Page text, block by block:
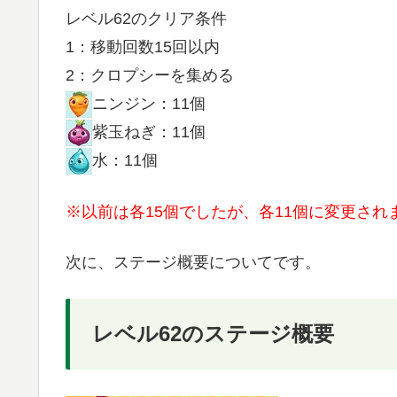
レベル62のクリア条件
1：移動回数15回以内
2：クロプシーを集める
ニンジン：11個
紫玉ねぎ：11個
水：11個
※以前は各15個でしたが、各11個に変更され
次に、ステージ概要についてです。
レベル62のステージ概要